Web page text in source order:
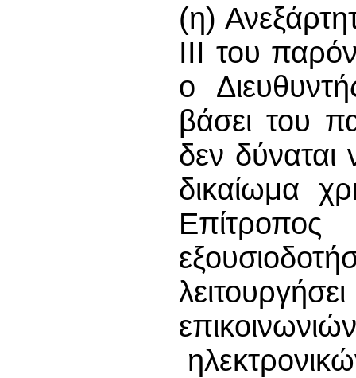
(η)
ΙΙΙ του
ο
βάσει του
δεν δύναται
δικαίωμα